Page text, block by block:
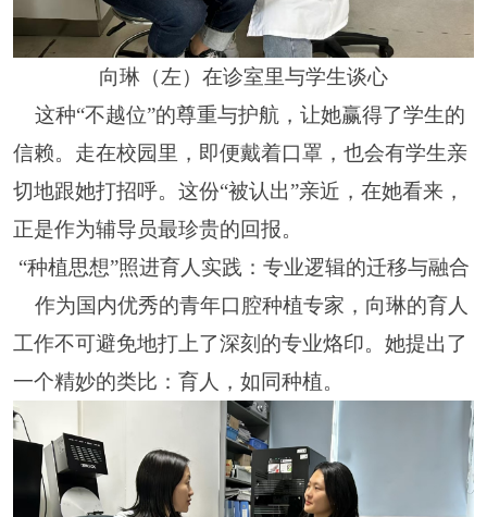
向琳（左）在诊室里与学生谈心
这种“不越位”的尊重与护航，让她赢得了学生的
信赖。走在校园里，即便戴着口罩，也会有学生亲
切地跟她打招呼。这份“被认出”亲近，在她看来，
正是作为辅导员最珍贵的回报。
“种植思想”照进育人实践：专业逻辑的迁移与融合
作为国内优秀的青年口腔种植专家，向琳的育人
工作不可避免地打上了深刻的专业烙印。她提出了
一个精妙的类比：育人，如同种植。